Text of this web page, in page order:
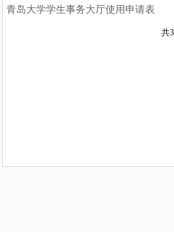
青岛大学学生事务大厅使用申请表
共